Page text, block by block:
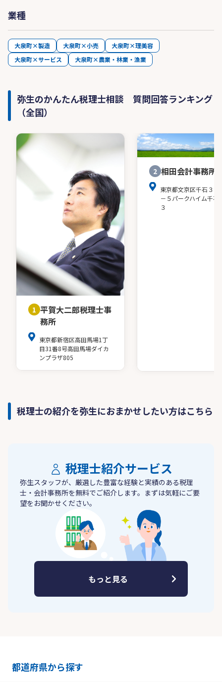
業種
大泉町×製造 大泉町×小売
大泉町×理美容
大泉町×サービス
大泉町×農業・林業・漁業
弥生のかんたん税理士相談 質問回答ランキング
（全国）
1 平賀大二郎税理士事
務所
東京都新宿区高田馬場1丁
目31番8号高田馬場ダイカ
ンプラザ805
2 相田会計事務所
東京都文京区千石３－
－５パークハイム千石
３
税理士の紹介を弥生におまかせしたい方はこちら
税理士紹介サービス
弥生スタッフが、厳選した豊富な経験と実績のある税理
士・会計事務所を無料でご紹介します。まずは気軽にご要
望をお聞かせください。
もっと見る
都道府県から探す